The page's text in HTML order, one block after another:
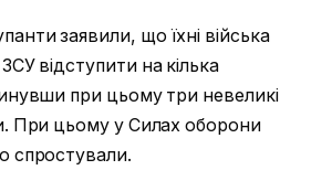
заявили, що їхні війська
відступити на кілька
при цьому три невеликі
При цьому у Силах оборони
спростували.